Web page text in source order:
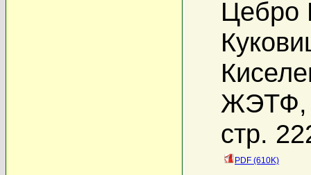
Цебро
ЖЭТФ,
стр.
PDF (610K)